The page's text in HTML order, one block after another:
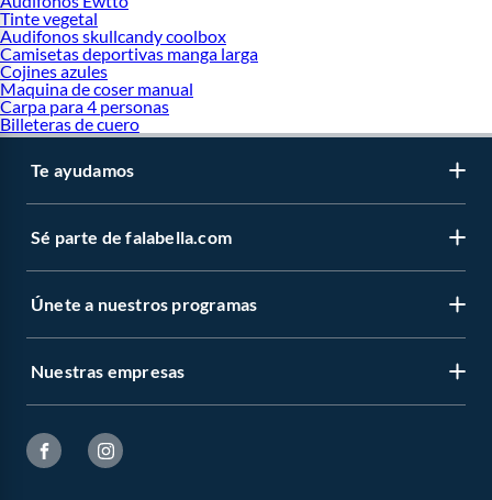
Tinte vegetal
Audifonos skullcandy coolbox
Camisetas deportivas manga larga
Cojines azules
Maquina de coser manual
Carpa para 4 personas
Billeteras de cuero
Te ayudamos
Sé parte de falabella.com
Únete a nuestros programas
Nuestras empresas